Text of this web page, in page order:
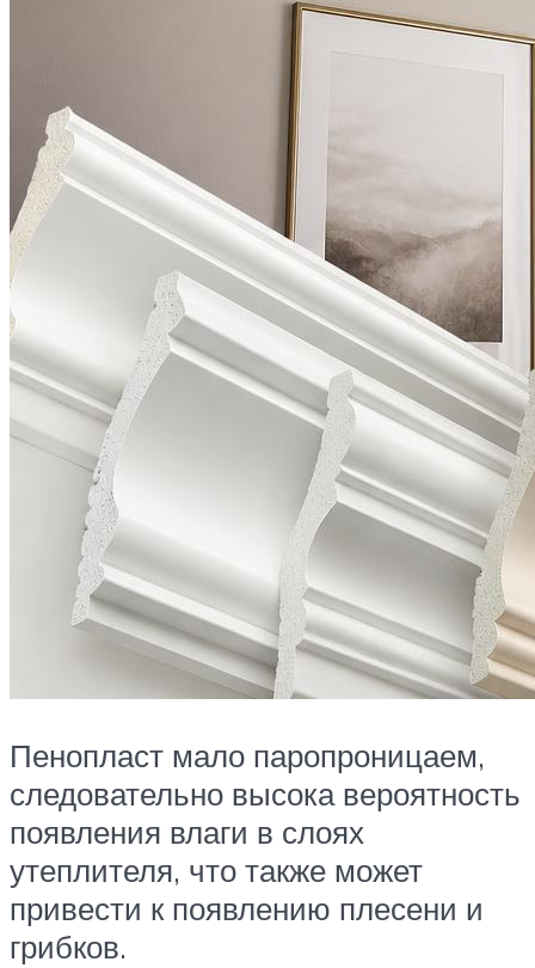
Пенопласт мало паропроницаем,
следовательно высока вероятность
появления влаги в слоях
утеплителя, что также может
привести к появлению плесени и
грибков.